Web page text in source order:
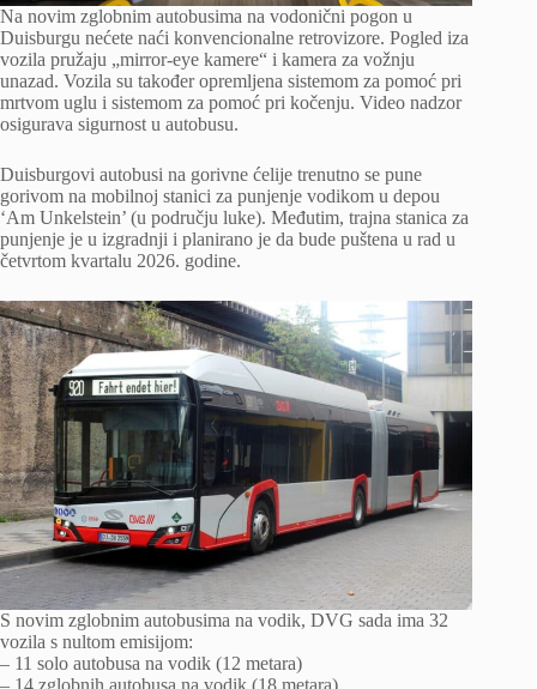
Na novim zglobnim autobusima na vodonični pogon u
Duisburgu nećete naći konvencionalne retrovizore. Pogled iza
vozila pružaju „mirror-eye kamere“ i kamera za vožnju
unazad. Vozila su također opremljena sistemom za pomoć pri
mrtvom uglu i sistemom za pomoć pri kočenju. Video nadzor
osigurava sigurnost u autobusu.
Duisburgovi autobusi na gorivne ćelije trenutno se pune
gorivom na mobilnoj stanici za punjenje vodikom u depou
‘Am Unkelstein’ (u području luke). Međutim, trajna stanica za
punjenje je u izgradnji i planirano je da bude puštena u rad u
četvrtom kvartalu 2026. godine.
S novim zglobnim autobusima na vodik, DVG sada ima 32
vozila s nultom emisijom:
– 11 solo autobusa na vodik (12 metara)
– 14 zglobnih autobusa na vodik (18 metara)